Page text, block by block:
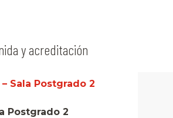
y acreditación
Sala Postgrado 2
Postgrado 2